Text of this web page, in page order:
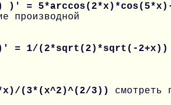
)' =
производной
= 1/(2*sqrt(2)*sqrt(-2+x))
(3*(x^2)^(2/3)) смотреть